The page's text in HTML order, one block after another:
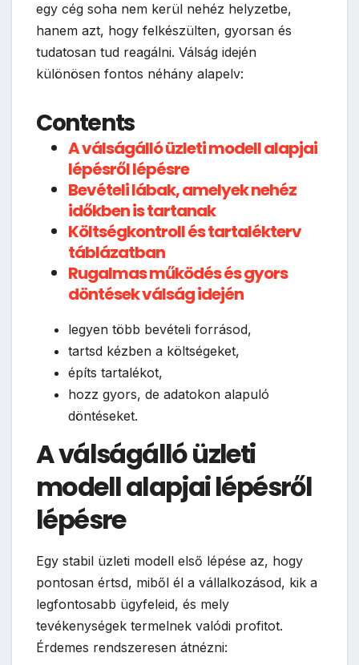
egy cég soha nem kerül nehéz helyzetbe,
hanem azt, hogy felkészülten, gyorsan és
tudatosan tud reagálni. Válság idején
különösen fontos néhány alapelv:
Contents
A válságálló üzleti modell alapjai
lépésről lépésre
Bevételi lábak, amelyek nehéz
időkben is tartanak
Költségkontroll és tartalékterv
táblázatban
Rugalmas működés és gyors
döntések válság idején
legyen több bevételi forrásod,
tartsd kézben a költségeket,
építs tartalékot,
hozz gyors, de adatokon alapuló
döntéseket.
A válságálló üzleti
modell alapjai lépésről
lépésre
Egy stabil üzleti modell első lépése az, hogy
pontosan értsd, miből él a vállalkozásod, kik a
legfontosabb ügyfeleid, és mely
tevékenységek termelnek valódi profitot.
Érdemes rendszeresen átnézni: